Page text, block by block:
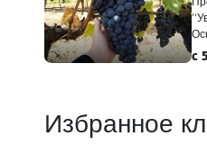
c
Избранное